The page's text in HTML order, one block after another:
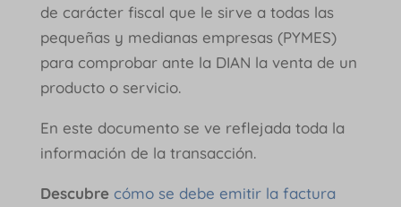
de carácter fiscal que le sirve a todas las
pequeñas y medianas empresas (PYMES)
para comprobar ante la DIAN la venta de un
producto o servicio.
En este documento se ve reflejada toda la
información de la transacción.
Descubre cómo se debe emitir la factura